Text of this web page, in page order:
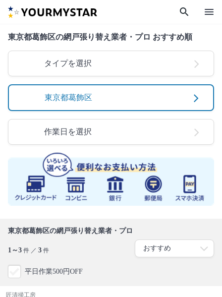
search menu
東京都葛飾区の網戸張り替え業者・プロ おすすめ順
タイプを選択
東京都葛飾区
作業日を選択
東京都葛飾区の網戸張り替え業者・プロ
1～3 件 ／ 3 件
平日作業500円OFF
匠清掃工房